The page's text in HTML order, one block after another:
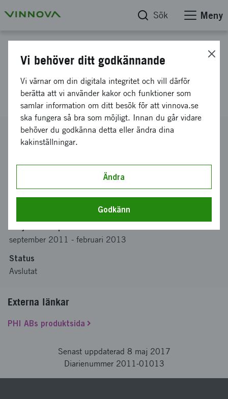
Sök Meny
HoloMonitor M4, Nytt
instrument för cellräkning
Diarienummer
2011-01013
Koordinator
Phase Holographic Imaging PHI AB
Bidrag från Vinnova
september 2011 - februari 2013
Status
Avslutat
Externa länkar
PHI ABs produktsida
Senast uppdaterad 8 maj 2017
Diarienummer 2011-01013
Vi behöver ditt godkännande
Vi värnar om din digitala integritet och vill därför
berätta att vi använder kakor och funktioner som
samlar information om ditt besök för att vinnova.se
ska fungera så bra som möjligt. Innan du går vidare
behöver du godkänna detta eller ändra dina
kakinställningar.
Ändra
Godkänn